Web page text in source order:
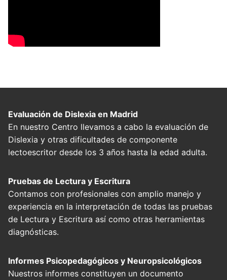
Evaluación de Dislexia en Madrid
En nuestro Centro llevamos a cabo la evaluación de
Dislexia y otras dificultades de componente
lectoescritor desde los 3 años hasta la edad adulta.
Pruebas de Lectura y Escritura
Contamos con profesionales con amplio manejo y
experiencia en la interpretación de todas las pruebas
de Lectura y Escritura así como otras herramientas
diagnósticas.
Informes Psicopedagógicos y Neuropsicológicos
Nuestros informes constituyen un documento